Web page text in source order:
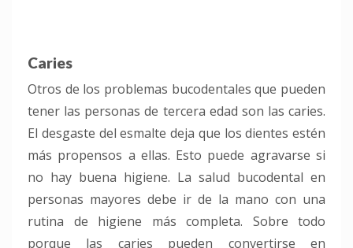
Caries
Otros de los problemas bucodentales que pueden
tener las personas de tercera edad son las caries.
El desgaste del esmalte deja que los dientes estén
más propensos a ellas. Esto puede agravarse si
no hay buena higiene. La salud bucodental en
personas mayores debe ir de la mano con una
rutina de higiene más completa. Sobre todo
porque las caries pueden convertirse en